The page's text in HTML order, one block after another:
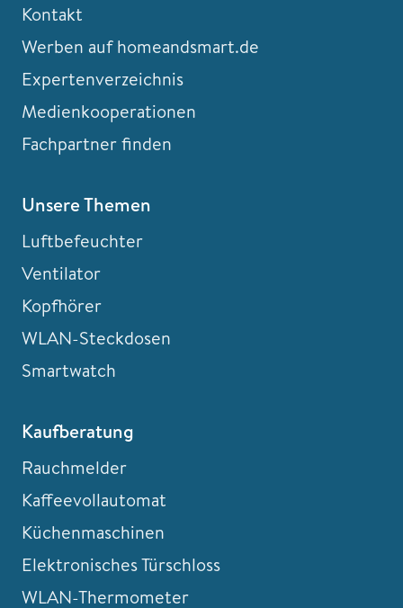
Kontakt
Werben auf homeandsmart.de
Expertenverzeichnis
Medienkooperationen
Fachpartner finden
Unsere Themen
Luftbefeuchter
Ventilator
Kopfhörer
WLAN-Steckdosen
Smartwatch
Kaufberatung
Rauchmelder
Kaffeevollautomat
Küchenmaschinen
Elektronisches Türschloss
WLAN-Thermometer